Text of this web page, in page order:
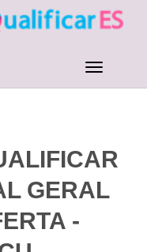
GERAL
-